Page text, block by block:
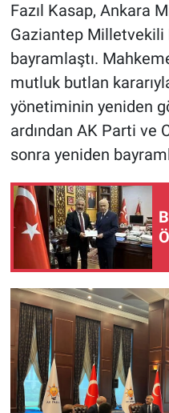
Fazıl Kasap, Ankara
Gaziantep
bayramlaştı.
mutluk butlan
yönetiminin yeniden
ardından AK Parti ve
sonra yeniden